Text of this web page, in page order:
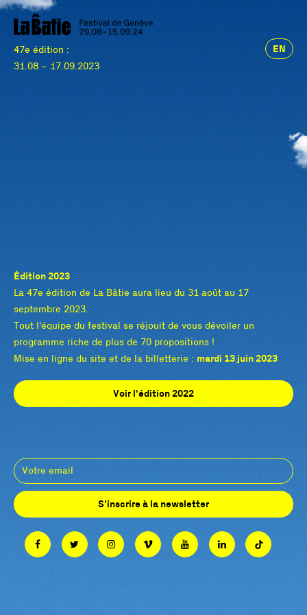
EN
47e édition :
31.08 – 17.09.2023
Édition 2023
La 47e édition de La Bâtie aura lieu du 31 août au 17
septembre 2023.
Tout l'équipe du festival se réjouit de vous dévoiler un
programme riche de plus de 70 propositions !
Mise en ligne du site et de la billetterie : mardi 13 juin 2023
Voir l'édition 2022
S'inscrire à la newsletter